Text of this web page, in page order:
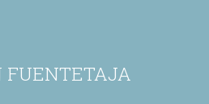
FUENTETAJA